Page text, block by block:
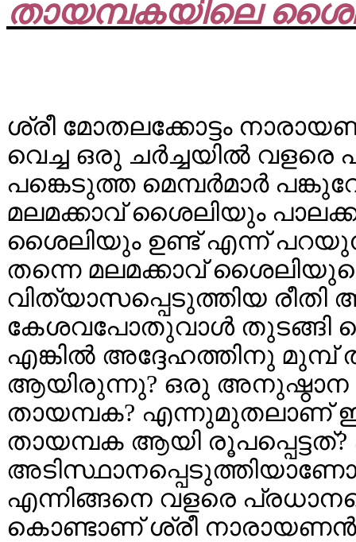
തായമ്പകയിലെ
ശ്രീ മോതലക്കോട്ടം
വെച്ച ഒരു ചര്‍ച്ചയില്‍ വളരെ
പങ്കെടുത്ത മെമ്പര്‍മാര്‍
മലമക്കാവ് ശൈലിയും
ശൈലിയും ഉണ്ട് എന്ന്
തന്നെ മലമക്കാവ്
വിത്യാസപ്പെടുത്തിയ രീതി
കേശവപോതുവാള്‍ തുടങ്ങി
എങ്കില്‍ അദ്ദേഹത്തിനു
ആയിരുന്നു? ഒരു അനുഷ്ഠാന
തായമ്പക? എന്നുമുതലാണ്
തായമ്പക ആയി
എന്നിങ്ങനെ വളരെ
കൊണ്ടാണ് ശ്രീ നാരായണന്‍